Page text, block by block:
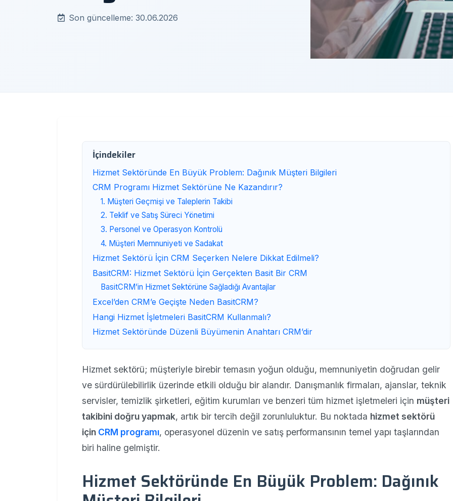
Son güncelleme: 30.06.2026
İçindekiler
Hizmet Sektöründe En Büyük Problem: Dağınık Müşteri Bilgileri
CRM Programı Hizmet Sektörüne Ne Kazandırır?
1. Müşteri Geçmişi ve Taleplerin Takibi
2. Teklif ve Satış Süreci Yönetimi
3. Personel ve Operasyon Kontrolü
4. Müşteri Memnuniyeti ve Sadakat
Hizmet Sektörü İçin CRM Seçerken Nelere Dikkat Edilmeli?
BasitCRM: Hizmet Sektörü İçin Gerçekten Basit Bir CRM
BasitCRM’in Hizmet Sektörüne Sağladığı Avantajlar
Excel’den CRM’e Geçişte Neden BasitCRM?
Hangi Hizmet İşletmeleri BasitCRM Kullanmalı?
Hizmet Sektöründe Düzenli Büyümenin Anahtarı CRM’dir
Hizmet sektörü; müşteriyle birebir temasın yoğun olduğu, memnuniyetin doğrudan gelir
ve sürdürülebilirlik üzerinde etkili olduğu bir alandır. Danışmanlık firmaları, ajanslar, teknik
servisler, temizlik şirketleri, eğitim kurumları ve benzeri tüm hizmet işletmeleri için müşteri
takibini doğru yapmak, artık bir tercih değil zorunluluktur. Bu noktada hizmet sektörü
için CRM programı, operasyonel düzenin ve satış performansının temel yapı taşlarından
biri haline gelmiştir.
Hizmet Sektöründe En Büyük Problem: Dağınık